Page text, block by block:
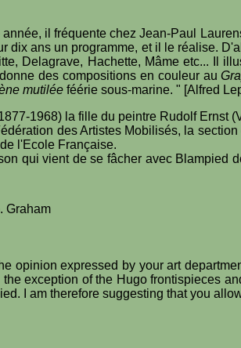
il fréquente chez Jean-Paul
dix ans un programme, et il le réalise.
Delagrave, Hachette, Mâme etc... Il
des compositions en couleur au
mutilée féérie sous-marine. " [Alfred
1968) la fille du peintre Rudolf Ernst
des Artistes Mobilisés, la
l'Ecole Française.
qui vient de se fâcher avec Blampied
Graham
opinion expressed by your art
exception of the Hugo frontispieces
I am therefore suggesting that you